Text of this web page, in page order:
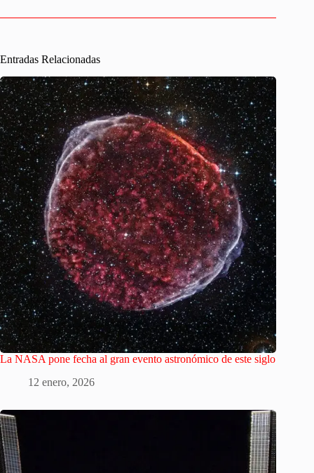
Entradas Relacionadas
La NASA pone fecha al gran evento astronómico de este siglo
12 enero, 2026